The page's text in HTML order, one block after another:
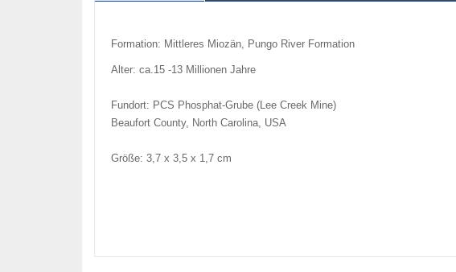
Formation: Mittleres Miozän, Pungo River Formation
Alter: ca.15 -13 Millionen Jahre
Fundort: PCS Phosphat-Grube (Lee Creek Mine)
Beaufort County, North Carolina, USA
Größe: 3,7 x 3,5 x 1,7 cm